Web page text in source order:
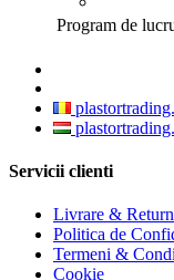
Program de
Servicii clienti
Livrare &
Politica de
Termeni &
Cookie